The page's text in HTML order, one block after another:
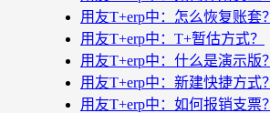
用友T+erp中：怎么恢复账套？
用友T+erp中：T+暂估方式？
用友T+erp中：什么是演示版？
用友T+erp中：新建快捷方式？
用友T+erp中：如何报销支票？